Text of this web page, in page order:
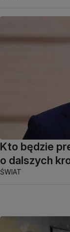
Kto będzie
o dalszych
ŚWIAT